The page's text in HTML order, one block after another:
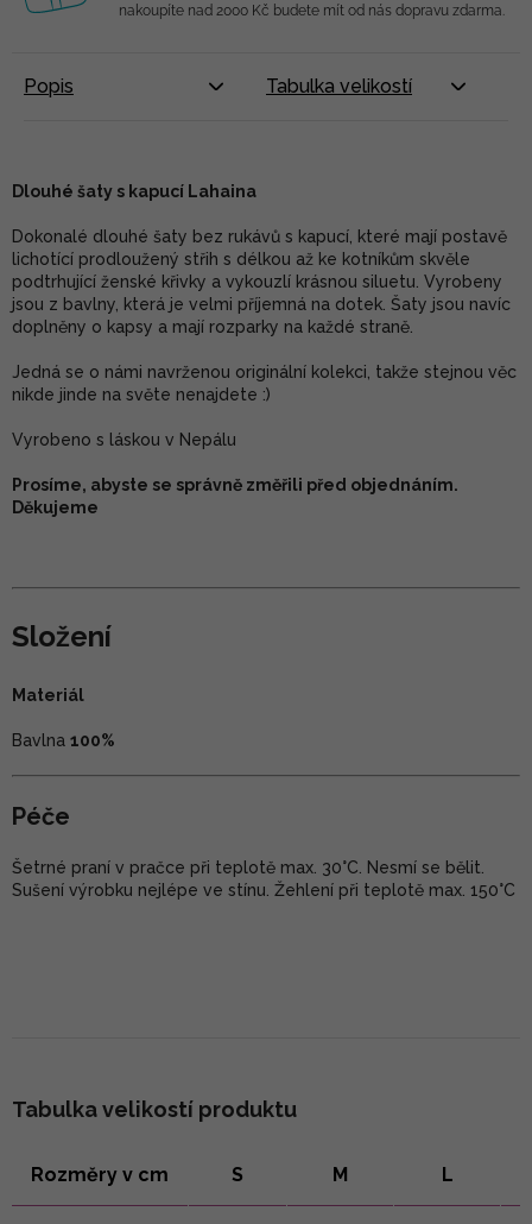
nakoupíte nad 2000 Kč budete mít od nás dopravu zdarma.
Popis Tabulka velikostí
Dlouhé šaty s kapucí Lahaina
Dokonalé dlouhé šaty bez rukávů s kapucí, které mají postavě
lichotící prodloužený střih s délkou až ke kotníkům skvěle
podtrhující ženské křivky a vykouzlí krásnou siluetu. Vyrobeny
jsou z bavlny, která je velmi příjemná na dotek. Šaty jsou navíc
doplněny o kapsy a mají rozparky na každé straně.
Jedná se o námi navrženou originální kolekci, takže stejnou věc
nikde jinde na světe nenajdete :)
Vyrobeno s láskou v Nepálu
Prosíme, abyste se správně změřili před objednáním.
Děkujeme
Složení
Materiál
Bavlna 100%
Péče
Šetrné praní v pračce při teplotě max. 30°C. Nesmí se bělit.
Sušení výrobku nejlépe ve stínu. Žehlení při teplotě max. 150°C
Tabulka velikostí produktu
Rozměry v cm S M L